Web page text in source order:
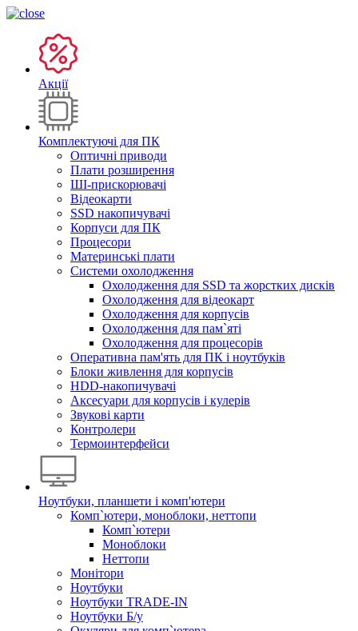
Акції
Комплектуючі для ПК
Оптичні приводи
Плати розширення
ШІ-прискорювачі
Відеокарти
SSD накопичувачі
Корпуси для ПК
Процесори
Материнські плати
Системи охолодження
Охолодження для SSD та жорстких дисків
Охолодження для відеокарт
Охолодження для корпусів
Охолодження для пам`яті
Охолодження для процесорів
Оперативна пам'ять для ПК і ноутбуків
Блоки живлення для корпусів
HDD-накопичувачі
Аксесуари для корпусів і кулерів
Звукові карти
Контролери
Термоинтерфейси
Ноутбуки, планшети і комп'ютери
Комп`ютери, моноблоки, неттопи
Комп`ютери
Моноблоки
Неттопи
Монітори
Ноутбуки
Ноутбуки TRADE-IN
Ноутбуки Б/у